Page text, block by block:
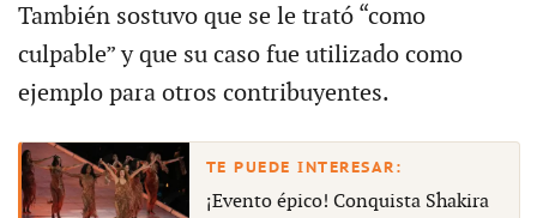
También sostuvo que se le trató “como
culpable” y que su caso fue utilizado como
ejemplo para otros contribuyentes.
¡Evento épico! Conquista Shakira